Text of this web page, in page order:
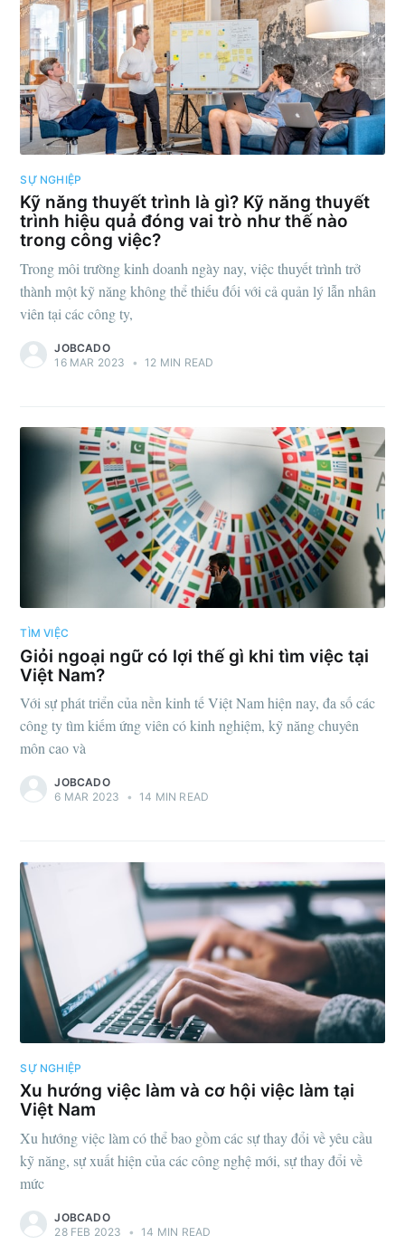
SỰ NGHIỆP
Kỹ năng thuyết trình là gì? Kỹ năng thuyết
trình hiệu quả đóng vai trò như thế nào
trong công việc?
Trong môi trường kinh doanh ngày nay, việc thuyết trình trở
thành một kỹ năng không thể thiếu đối với cả quản lý lẫn nhân
viên tại các công ty,
JOBCADO
16 MAR 2023
• 12 MIN READ
TÌM VIỆC
Giỏi ngoại ngữ có lợi thế gì khi tìm việc tại
Việt Nam?
Với sự phát triển của nền kinh tế Việt Nam hiện nay, đa số các
công ty tìm kiếm ứng viên có kinh nghiệm, kỹ năng chuyên
môn cao và
JOBCADO
6 MAR 2023
• 14 MIN READ
SỰ NGHIỆP
Xu hướng việc làm và cơ hội việc làm tại
Việt Nam
Xu hướng việc làm có thể bao gồm các sự thay đổi về yêu cầu
kỹ năng, sự xuất hiện của các công nghệ mới, sự thay đổi về
mức
JOBCADO
28 FEB 2023
• 14 MIN READ